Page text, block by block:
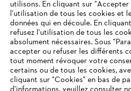
Politique de protection des données
Mentions légales Cookies
Informations juridiques
STIHL VERTRIEBS AG, 8617 Mönchaltorf
N'EST PLUS PRIS EN
Vous utilisez un navigateur Internet
en charge, et certaines
peuvent fonctionner correctement.
optimale de notre site, nous vous
l'un des navigateurs suivants :
utilisons. En cliquant sur
l'utilisation de tous les cookies et
données qui en découle. En
refusez l'utilisation de tous les
absolument nécessaires. Sous
accepter ou refuser les différents
tout moment révoquer votre
certains ou de tous les cookies,
cliquant sur "Cookies" en bas de